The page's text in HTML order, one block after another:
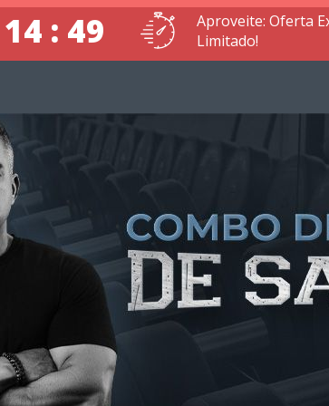
: 48
Aproveite: Oferta
Limitado!